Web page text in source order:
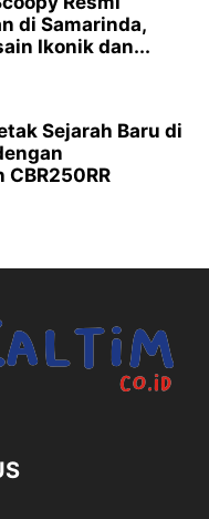
di Samarinda,
Ikonik dan...
Sejarah Baru di